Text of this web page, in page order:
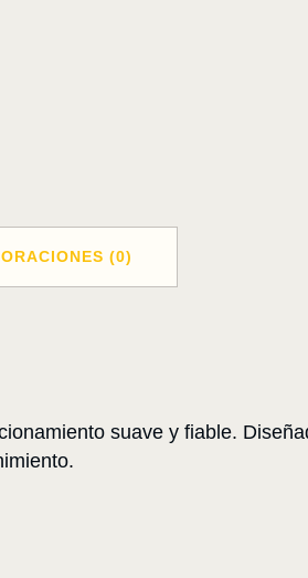
(0)
suave y fiable.